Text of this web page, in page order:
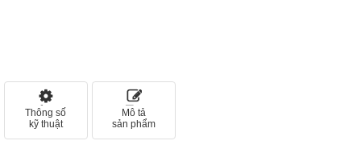
Thông số
kỹ thuật
Mô tả
sản phẩm